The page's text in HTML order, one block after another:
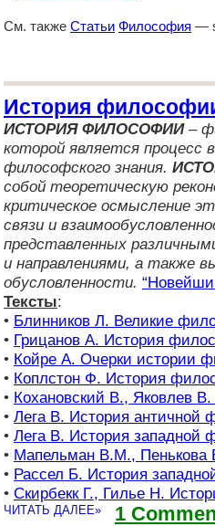
См. также Статьи Философия —
История
ИСТОРИЯ ФИЛОСОФИИ–
которой является процесс
философского знания.
собой теоретическую
критическое осмысление
связи и
представленных
и направлениями, а также
обусловленности.
Тексты:
• Блинников Л. Великие
• Грицанов А. История
• Койре А. Очерки истории
• Коплстон Ф. История
• Кохановский В., Яковлев
• Лега В. История античной
• Лега В. История западной
• Мапельман В.М.,
• Рассел Б. История
• Скирбекк Г., Гилье Н.
ЧИТАТЬ ДАЛЕЕ» 1